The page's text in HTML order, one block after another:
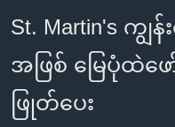
များ
ပင်မ
အကြောင်းအရာ
သို့
နိုင်ငံတကာ
အမေရိကန်
တရုတ်
အစ္စရေး-ပါလက်စတိုင်း
ဗွီဒီယို
သတင်းလွတ်လပ်ခွင့်
ရပ်ဝန်းတခု လမ်းတခု အလွ
အင်္ဂလိပ်စာလေ့လာမယ်
St. Martin's ကျွန်
အဖြစ် မြေပုံထဲဖေ
ဖြုတ်ပေး